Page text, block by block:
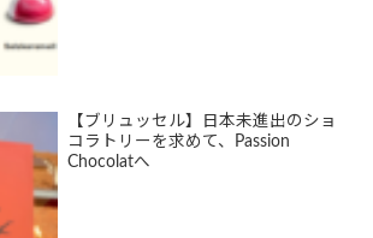
【ブリュッセル】日本未進出のショ
コラトリーを求めて、Passion
Chocolatへ